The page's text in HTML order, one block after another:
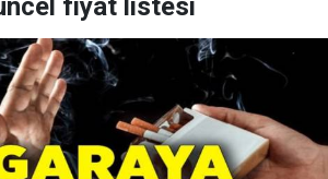
fiyat listesi